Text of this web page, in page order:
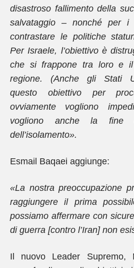
disastroso fallimento della
salvataggio – nonché per i
contrastare le politiche
Per Israele, l’obiettivo è
che si frappone tra loro e
regione. (Anche gli Stati
questo obiettivo per
ovviamente vogliono
vogliono anche la fine
dell’isolamento».
Esmail Baqaei aggiunge:
«La nostra preoccupazione
raggiungere il prima
possiamo affermare con
di guerra [contro l’Iran] non
Il nuovo Leader Supremo,